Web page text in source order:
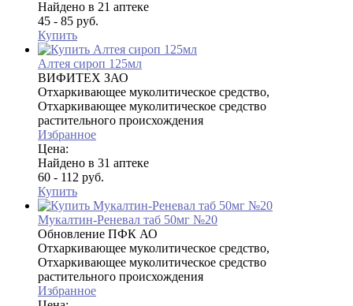
Найдено в 21 аптеке
45 - 85 руб.
Купить
Алтея сироп 125мл
ВИФИТЕХ ЗАО
Отхаркивающее муколитическое средство,
Отхаркивающее муколитическое средство
растительного происхождения
Избранное
Цена:
Найдено в 31 аптеке
60 - 112 руб.
Купить
Мукалтин-Реневал таб 50мг №20
Обновление ПФК АО
Отхаркивающее муколитическое средство,
Отхаркивающее муколитическое средство
растительного происхождения
Избранное